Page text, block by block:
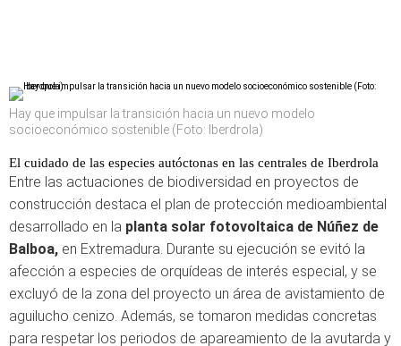
Hay que impulsar la transición hacia un nuevo modelo
socioeconómico sostenible (Foto: Iberdrola)
El cuidado de las especies autóctonas en las centrales de Iberdrola
Entre las actuaciones de biodiversidad en proyectos de
construcción destaca el plan de protección medioambiental
desarrollado en la planta solar fotovoltaica de Núñez de
Balboa, en Extremadura. Durante su ejecución se evitó la
afección a especies de orquídeas de interés especial, y se
excluyó de la zona del proyecto un área de avistamiento de
aguilucho cenizo. Además, se tomaron medidas concretas
para respetar los periodos de apareamiento de la avutarda y